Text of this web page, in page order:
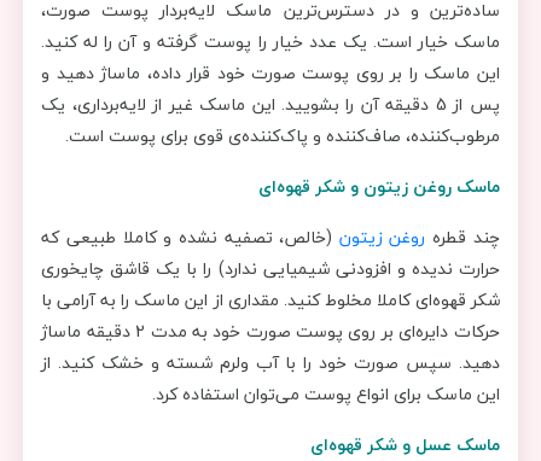
ساده‌ترین و در دسترس‌ترین ماسک لایه‌بردار پوست صورت،
ماسک خیار است. یک عدد خیار را پوست گرفته و آن را له کنید.
این ماسک را بر روی پوست صورت خود قرار داده، ماساژ دهید و
پس از 5 دقیقه آن را بشویید. این ماسک غیر از لایه‌برداری، یک
مرطوب‌کننده، صاف‌کننده و پاک‌کننده‌ی قوی برای پوست است.
ماسک روغن زیتون و شکر قهوه‌ای
چند قطره روغن زیتون (خالص، تصفیه نشده و کاملا طبیعی که
حرارت ندیده و افزودنی شیمیایی ندارد) را با یک قاشق چایخوری
شکر قهوه‌ای کاملا مخلوط کنید. مقداری از این ماسک را به آرامی با
حرکات دایره‌ای بر روی پوست صورت خود به مدت 2 دقیقه ماساژ
دهید. سپس صورت خود را با آب ولرم شسته و خشک کنید. از
این ماسک برای انواع پوست می‌توان استفاده کرد.
ماسک عسل و شکر قهوه‌ای